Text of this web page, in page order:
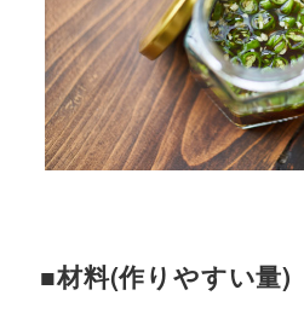
■材料(作りやすい量)